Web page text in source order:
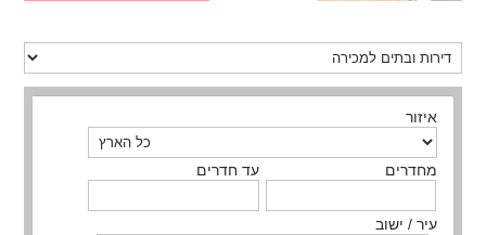
איזור
מחדרים עד חדרים
עיר / ישוב